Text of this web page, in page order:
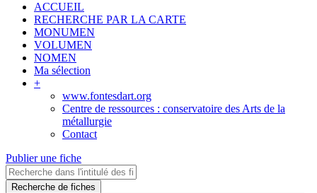
ACCUEIL
RECHERCHE PAR LA CARTE
MONUMEN
VOLUMEN
NOMEN
Ma sélection
+
www.fontesdart.org
Centre de ressources : conservatoire des Arts de la
métallurgie
Contact
Publier une fiche
Recherche de fiches